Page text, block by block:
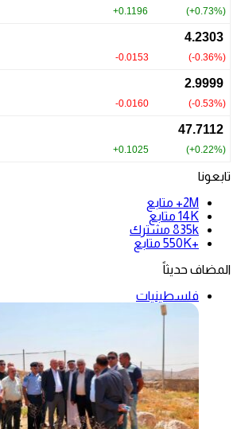
تابعونا
2M+
متابع
14K متابع
835k مشترك
+550K
متابع
المضاف حديثاً
فلسطينيات